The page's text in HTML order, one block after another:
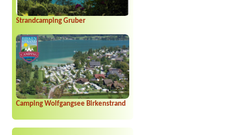
Strandcamping Gruber
Camping Wolfgangsee Birkenstrand